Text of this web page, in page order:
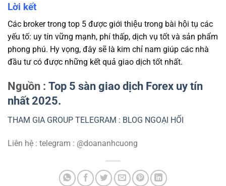
Lời kết
Các broker trong top 5 được giới thiệu trong bài hội tụ các
yếu tố: uy tín vững mạnh, phí thấp, dịch vụ tốt và sản phẩm
phong phú. Hy vọng, đây sẽ là kim chỉ nam giúp các nhà
đầu tư có được những kết quả giao dịch tốt nhất.
Nguồn : Top 5 sàn giao dịch Forex uy tín
nhất 2025.
THAM GIA GROUP TELEGRAM : BLOG NGOẠI HỐI
Liên hệ : telegram : @doananhcuong